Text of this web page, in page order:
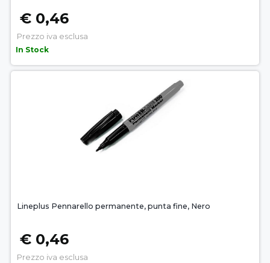
€ 0,46
Prezzo iva esclusa
In Stock
Lineplus Pennarello permanente, punta fine, Nero
€ 0,46
Prezzo iva esclusa